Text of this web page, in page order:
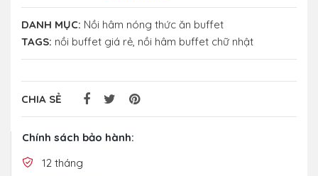
DANH MỤC: Nồi hâm nóng thức ăn buffet
TAGS: nồi buffet giá rẻ, nồi hâm buffet chữ nhật
CHIA SẺ
Chính sách bảo hành:
12 tháng